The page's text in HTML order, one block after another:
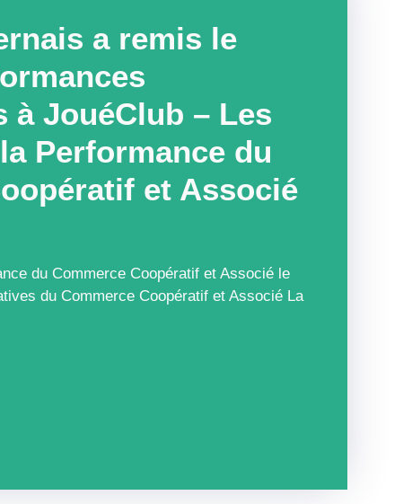
a remis le
à JouéClub – Les
Performance du
et Associé
du Commerce Coopératif et Associé le
du Commerce Coopératif et Associé La